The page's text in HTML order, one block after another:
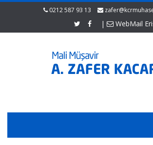
0212 587 93 13
| WebMail